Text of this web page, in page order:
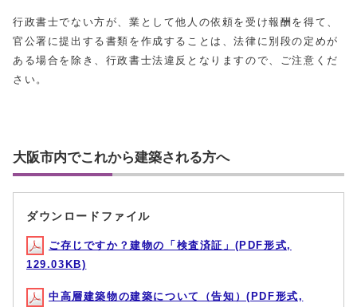
行政書士でない方が、業として他人の依頼を受け報酬を得て、
官公署に提出する書類を作成することは、法律に別段の定めが
ある場合を除き、行政書士法違反となりますので、ご注意くだ
さい。
大阪市内でこれから建築される方へ
ダウンロードファイル
ご存じですか？建物の「検査済証」(PDF形式,
129.03KB)
中高層建築物の建築について（告知）(PDF形式,